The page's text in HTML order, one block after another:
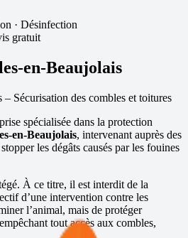
· Désinfection
gratuit
en-Beaujolais
Sécurisation des combles et toitures
spécialisée dans la protection
en-Beaujolais, intervenant auprès des
les dégâts causés par les fouines
À ce titre, il est interdit de la
d’une intervention contre les
l’animal, mais de protéger
tout accès aux combles,